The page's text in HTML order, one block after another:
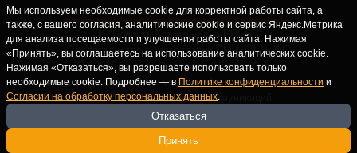
СИ "Новости Крыма - КрымPRESS".
Свидетельство о регистрации СМИ ЭЛ № ФС
77-62916 выдано Федеральной службой по
надзору в сфере связи, информационных
технологий и массовых коммуникаций
(Роскомнадзор) 10.09.2015. Учредитель и
главный редактор: Крутских С.М. Почта:
crimearfinfo@yandex.ru. Телефон Редакции:
Мы используем необходимые cookie для корректной работы сайта, а
также, с вашего согласия, аналитические cookie и сервис Яндекс.Метрика
для анализа посещаемости и улучшения работы сайта. Нажимая
«Принять», вы соглашаетесь на использование аналитических cookie.
Нажимая «Отказаться», вы разрешаете использовать только
необходимые cookie. Подробнее — в Политике конфиденциальности и
Согласии на обработку персональных данных.
Отказаться
Принять